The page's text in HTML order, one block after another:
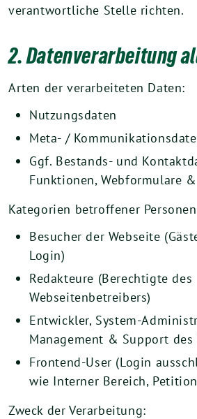
verantwortliche Stelle richten.
2. Datenverarbeitung
Arten der verarbeiteten Daten:
Nutzungsdaten
Meta- /
Ggf. Bestands- und
Funktionen, Webformulare
Kategorien betroffener Personen
Besucher der Webseite
Login)
Redakteure (Berechtigte des
Webseitenbetreibers)
Entwickler, System-
Management & Support des
Frontend-User (Login
wie Interner Bereich,
Zweck der Verarbeitung: